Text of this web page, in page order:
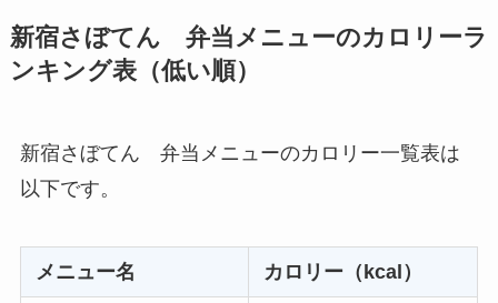
新宿さぼてん 弁当メニューのカロリーラ
ンキング表（低い順）
新宿さぼてん 弁当メニューのカロリー一覧表は
以下です。
メニュー名 カロリー（kcal）